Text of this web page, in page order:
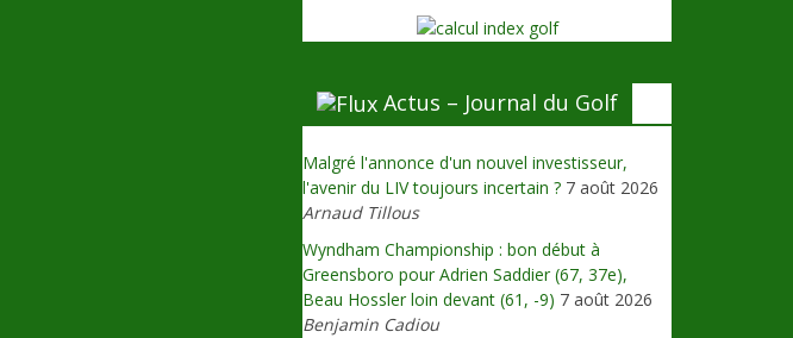
Actus – Journal du Golf
Malgré l'annonce d'un nouvel investisseur,
l'avenir du LIV toujours incertain ? 7 août 2026
Arnaud Tillous
Wyndham Championship : bon début à
Greensboro pour Adrien Saddier (67, 37e),
Beau Hossler loin devant (61, -9) 7 août 2026
Benjamin Cadiou